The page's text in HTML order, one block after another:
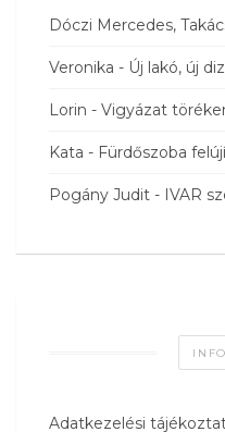
Dóczi Mercedes,
Veronika - Új lakó, új
Lorin - Vigyázat
Kata - Fürdőszoba
Pogány Judit - IVAR
Adatkezelési